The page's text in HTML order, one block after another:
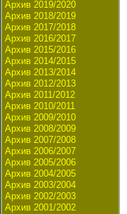
Архив 2019/2020
Архив 2018/2019
Архив 2017/2018
Архив 2016/2017
Архив 2015/2016
Архив 2014/2015
Архив 2013/2014
Архив 2012/2013
Архив 2011/2012
Архив 2010/2011
Архив 2009/2010
Архив 2008/2009
Архив 2007/2008
Архив 2006/2007
Архив 2005/2006
Архив 2004/2005
Архив 2003/2004
Архив 2002/2003
Архив 2001/2002